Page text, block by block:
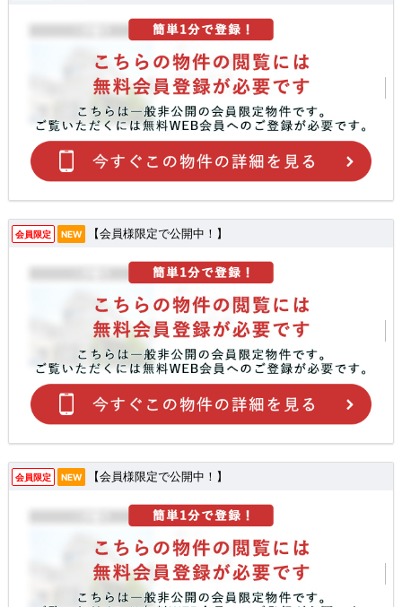
会員限定 NEW 【会員様限定で公開中！】
会員限定 NEW 【会員様限定で公開中！】